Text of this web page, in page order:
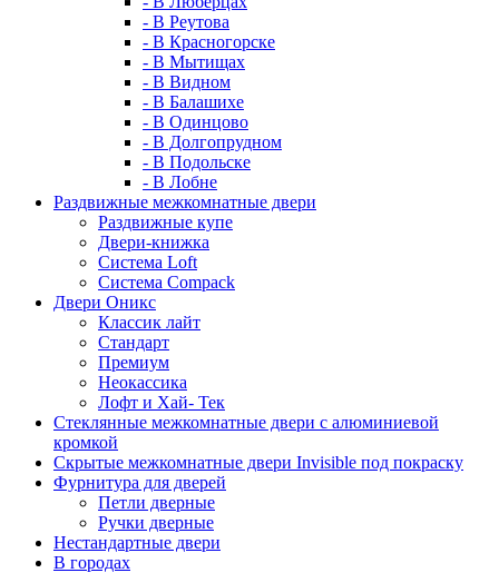
- В Реутова
- В Красногорске
- В Мытищах
- В Видном
- В Балашихе
- В Одинцово
- В Долгопрудном
- В Подольске
- В Лобне
Раздвижные межкомнатные двери
Раздвижные купе
Двери-книжка
Система Loft
Система Compack
Двери Оникс
Классик лайт
Стандарт
Премиум
Неокассика
Лофт и Хай- Тек
Стеклянные межкомнатные двери с алюминиевой
кромкой
Скрытые межкомнатные двери Invisible под покраску
Фурнитура для дверей
Петли дверные
Ручки дверные
Нестандартные двери
В городах